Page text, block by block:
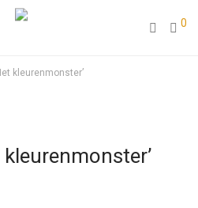
0
kleurenmonster’